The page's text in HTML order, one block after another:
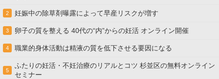
2 妊娠中の除草剤曝露によって早産リスクが増す
3 卵子の質を整える 40代の“内”からの妊活 オンライン開催
4 職業的身体活動は精液の質を低下させる要因になる
5
ふたりの妊活・不妊治療のリアルとコツ 杉並区の無料オンライン
セミナー